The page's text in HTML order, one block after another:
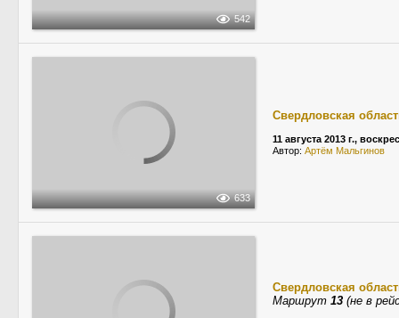
542
633
Свердловская
11 августа 2013 г.,
Автор: Артём Мальгинов
Свердловская
Маршрут 13 (не в